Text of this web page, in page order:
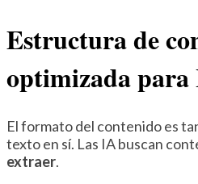
Estructura de
optimizada
El formato del contenido es
texto en sí. Las IA buscan
extraer.